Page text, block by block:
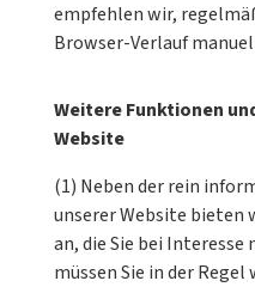
empfehlen wir,
Browser-Verlauf
Weitere Funktionen
Website
(1) Neben der rein
unserer Website bieten
an, die Sie bei Interesse
müssen Sie in der